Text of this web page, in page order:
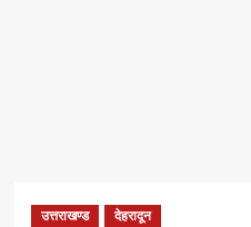
उत्तराखण्ड देहरादून